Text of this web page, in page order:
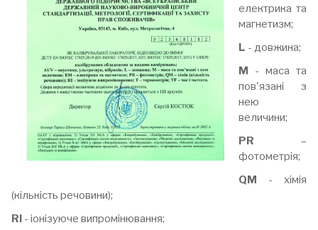
електрика та
магнетизм;
L - довжина;
M - маса та
пов'язані з
нею
величини;
PR –
фотометрія;
QM - хімія
(кількість речовини);
RI - іонізуюче випромінювання;